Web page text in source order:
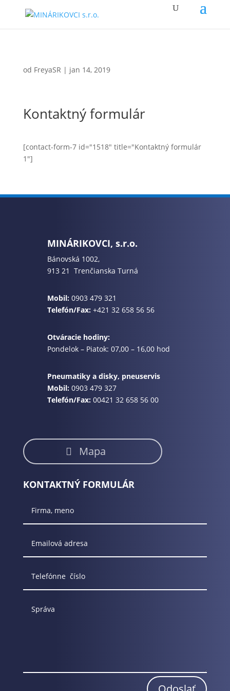
od FreyaSR | jan 14, 2019
Kontaktný formulár
[contact-form-7 id="1518" title="Kontaktný formulár
1"]
MINÁRIKOVCI, s.r.o.
Bánovská 1002,
913 21 Trenčianska Turná
Mobil: 0903 479 321
Telefón/Fax:+421 32 658 56 56
Otváracie hodiny:
Pondelok – Piatok: 07,00 – 16,00 hod
Pneumatiky a disky, pneuservis
Mobil: 0903 479 327
Telefón/Fax:00421 32 658 56 00
Mapa
KONTAKTNÝ FORMULÁR